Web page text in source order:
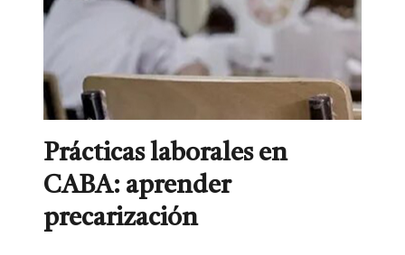
Prácticas laborales en
CABA: aprender
precarización